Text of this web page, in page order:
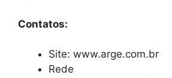
Contatos:
Site: www.arge.com.br
Rede